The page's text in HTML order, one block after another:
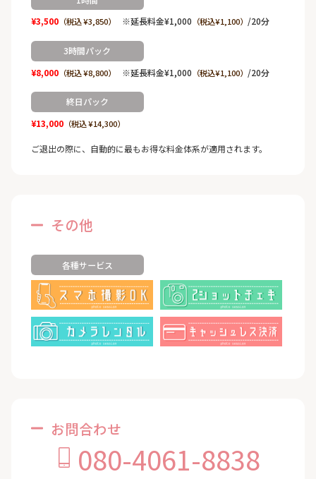
¥3,500（税込 ¥3,850） ※延長料金¥1,000 （税込¥1,100） /20分
3時間パック
¥8,000（税込 ¥8,800） ※延長料金¥1,000 （税込¥1,100） /20分
終日パック
¥13,000（税込 ¥14,300）
ご退出の際に、自動的に最もお得な料金体系が適用されます。
その他
各種サービス
お問合わせ
080-4061-8838